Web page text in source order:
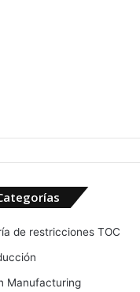
de restricciones TOC
Manufacturing